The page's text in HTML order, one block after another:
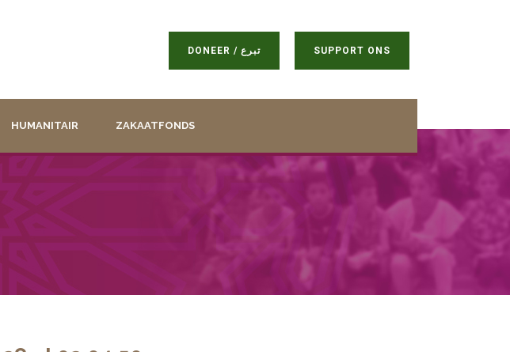
DONEER / تبرع SUPPORT ONS
HUMANITAIR ZAKAATFONDS